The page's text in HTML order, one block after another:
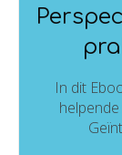
In dit